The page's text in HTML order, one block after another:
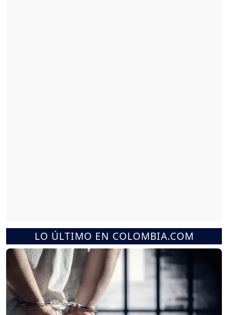
LO ÚLTIMO EN COLOMBIA.COM